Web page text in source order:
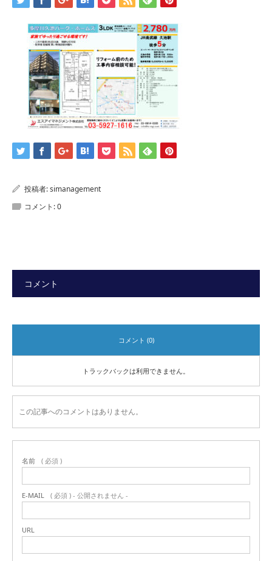
投稿者:simanagement
コメント:0
コメント
コメント (0)
トラックバックは利用できません。
この記事へのコメントはありません。
名前 ( 必須 )
E-MAIL ( 必須 ) - 公開されません -
URL